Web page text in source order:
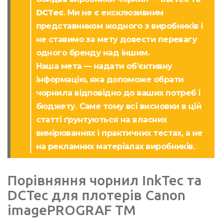
DCTec. Ми не є ексклюзивним
представником жодного з виробників і
не ставимо за мету довести перевагу
одного бренду над іншим.
Наша мета — надати об’єктивну
інформацію, яка допоможе обрати
чорнила відповідно до ваших потреб і
бюджету. Саме тому всі висновки в цій
статті ґрунтуються на власних
вимірюваннях і практичних тестах, а не
на рекламних матеріалах виробників.
Порівняння чорнил InkTec та
DCTec для плотерів Canon
imagePROGRAF TM